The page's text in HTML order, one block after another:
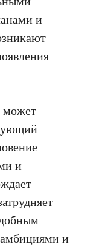
и
может
и
амбициями и